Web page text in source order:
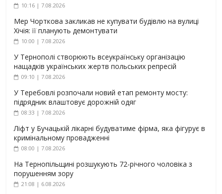
10:16 | 7.08.2026
Мер Чорткова закликав не купувати будівлю на вулиці
Хічія: її планують демонтувати
10:00 | 7.08.2026
У Тернополі створюють всеукраїнську організацію
нащадків українських жертв польських репресій
09:10 | 7.08.2026
У Теребовлі розпочали новий етап ремонту мосту:
підрядник влаштовує дорожній одяг
08:33 | 7.08.2026
Ліфт у Бучацькій лікарні будуватиме фірма, яка фігурує в
кримінальному провадженні
08:00 | 7.08.2026
На Тернопільщині розшукують 72-річного чоловіка з
порушенням зору
21:08 | 6.08.2026